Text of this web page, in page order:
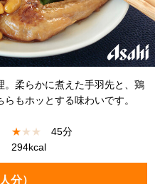
。柔らかに煮えた手羽先と、鶏
もホッとする味わいです。
★★ ★
45分
294kcal
分）